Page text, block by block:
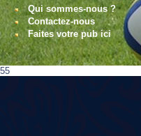
Qui sommes-nous ?
Contactez-nous
Faites votre pub ici
55